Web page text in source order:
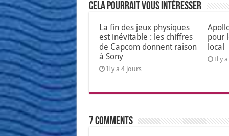
Cela pourrait vous intéresser
La fin des jeux physiques
est inévitable : les chiffres
de Capcom donnent raison
à Sony
Il y a 4 jours
pour
local
Il y
7 comments